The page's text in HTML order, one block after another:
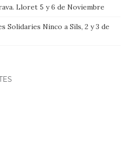
Lloret 5 y 6 de Noviembre
Solidaries Ninco a Sils, 2 y 3 de